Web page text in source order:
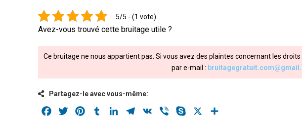
5/5 - (1 vote)
Avez-vous trouvé cette bruitage utile ?
Ce bruitage ne nous appartient pas. Si vous avez des plaintes concernant les
par e-mail :
Partagez-le avec vous-même:
Facebook
Twitter PinterestTumblrLinkedInTelegram
VK Viber Skype